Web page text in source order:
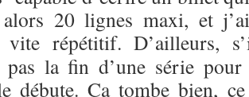
20 lignes maxi, et
vite répétitif.D’ailleurs,
pas la fin d’une série
débute. Ça tombe bien,